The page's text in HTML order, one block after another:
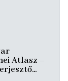
Atlasz –